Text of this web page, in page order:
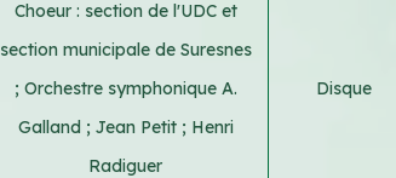
Choeur : section de l'UDC et
section municipale de Suresnes
; Orchestre symphonique A.
Galland ; Jean Petit ; Henri
Radiguer
Disque